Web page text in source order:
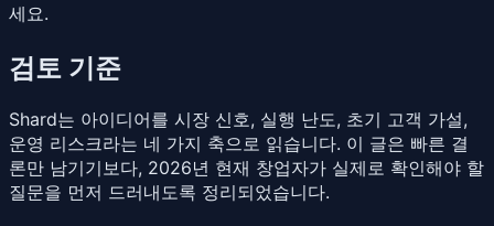
세요.
검토 기준
Shard는 아이디어를 시장 신호, 실행 난도, 초기 고객 가설,
운영 리스크라는 네 가지 축으로 읽습니다. 이 글은 빠른 결
론만 남기기보다, 2026년 현재 창업자가 실제로 확인해야 할
질문을 먼저 드러내도록 정리되었습니다.